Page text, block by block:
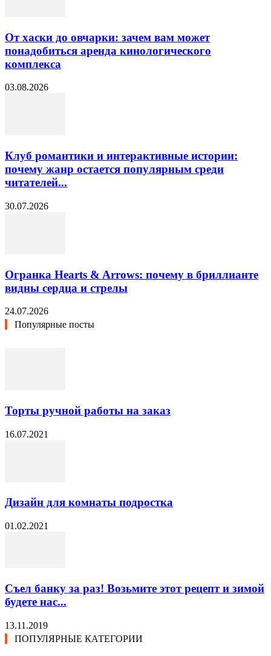
От хаски до овчарки: зачем вам может
понадобиться аренда кинологического
комплекса
03.08.2026
Клуб романтики и интерактивные истории:
почему жанр остается популярным среди
читателей...
30.07.2026
Огранка Hearts & Arrows: почему в бриллианте
видны сердца и стрелы
24.07.2026
Популярные посты
Торты ручной работы на заказ
16.07.2021
Дизайн для комнаты подростка
01.02.2021
Съел банку за раз! Возьмите этот рецепт и зимой
будете нас...
13.11.2019
ПОПУЛЯРНЫЕ КАТЕГОРИИ